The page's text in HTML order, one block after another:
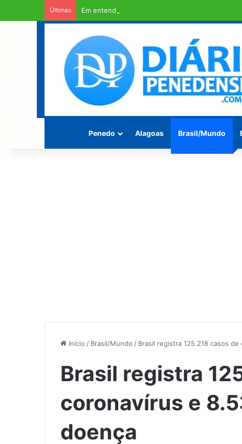
Últimas Em entendimento entre a Câmara Municipal e a
Penedo Alagoas Brasil/Mundo
Início / Brasil/Mundo / Brasil registra 125.218 casos
Brasil registra
coronavírus e
doença